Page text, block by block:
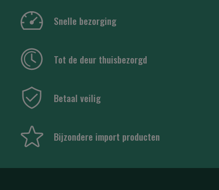
Snelle bezorging
Tot de deur thuisbezorgd
Betaal veilig
Bijzondere import producten